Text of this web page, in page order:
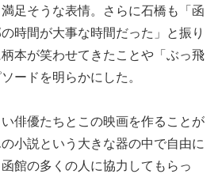
足そうな表情。さらに石橋も「函
時間が大事な時間だった」と振り
本が笑わせてきたことや「ぶっ飛
ードを明らかにした。
俳優たちとこの映画を作ることが
小説という大きな器の中で自由に
館の多くの人に協力してもらっ